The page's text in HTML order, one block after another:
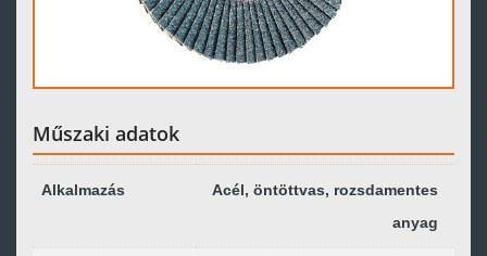
Műszaki adatok
Alkalmazás
Acél, öntöttvas, rozsdamentes
anyag